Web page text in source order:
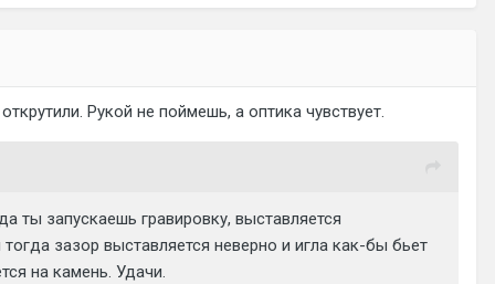
Рукой не поймешь, а оптика чувствует.
ты запускаешь гравировку, выставляется
зазор выставляется неверно и игла как-бы бьет
на камень. Удачи.